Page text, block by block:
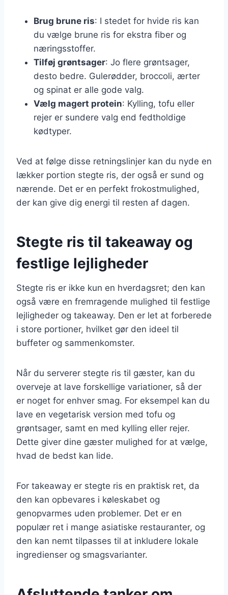
Brug brune ris: I stedet for hvide ris kan
du vælge brune ris for ekstra fiber og
næringsstoffer.
Tilføj grøntsager: Jo flere grøntsager,
desto bedre. Gulerødder, broccoli, ærter
og spinat er alle gode valg.
Vælg magert protein: Kylling, tofu eller
rejer er sundere valg end fedtholdige
kødtyper.
Ved at følge disse retningslinjer kan du nyde en
lækker portion stegte ris, der også er sund og
nærende. Det er en perfekt frokostmulighed,
der kan give dig energi til resten af dagen.
Stegte ris til takeaway og
festlige lejligheder
Stegte ris er ikke kun en hverdagsret; den kan
også være en fremragende mulighed til festlige
lejligheder og takeaway. Den er let at forberede
i store portioner, hvilket gør den ideel til
buffeter og sammenkomster.
Når du serverer stegte ris til gæster, kan du
overveje at lave forskellige variationer, så der
er noget for enhver smag. For eksempel kan du
lave en vegetarisk version med tofu og
grøntsager, samt en med kylling eller rejer.
Dette giver dine gæster mulighed for at vælge,
hvad de bedst kan lide.
For takeaway er stegte ris en praktisk ret, da
den kan opbevares i køleskabet og
genopvarmes uden problemer. Det er en
populær ret i mange asiatiske restauranter, og
den kan nemt tilpasses til at inkludere lokale
ingredienser og smagsvarianter.